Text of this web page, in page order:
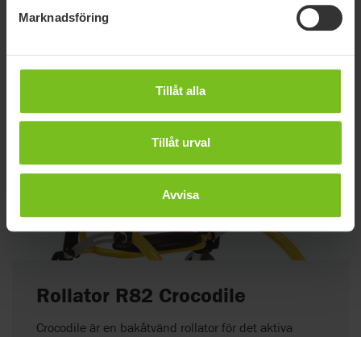
Marknadsföring
Tillåt alla
Tillåt urval
Avvisa
Rollator R82 Crocodile
Crocodile är en bakåtvänd rollator för det aktiva